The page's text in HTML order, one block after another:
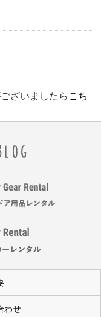
ざいましたら こち
わせ